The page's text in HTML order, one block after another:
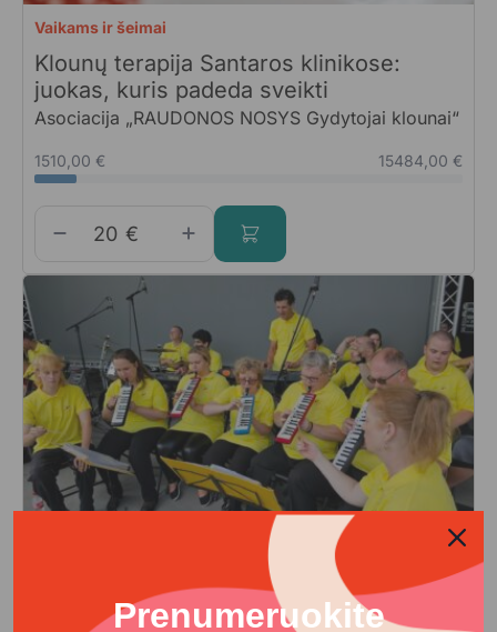
Vaikams ir šeimai
Klounų terapija Santaros klinikose:
juokas, kuris padeda sveikti
Asociacija „RAUDONOS NOSYS Gydytojai klounai“
1510,00 € 15484,00 €
€
Žmonės su negalia nori muzikuoti –
Prenumeruokite